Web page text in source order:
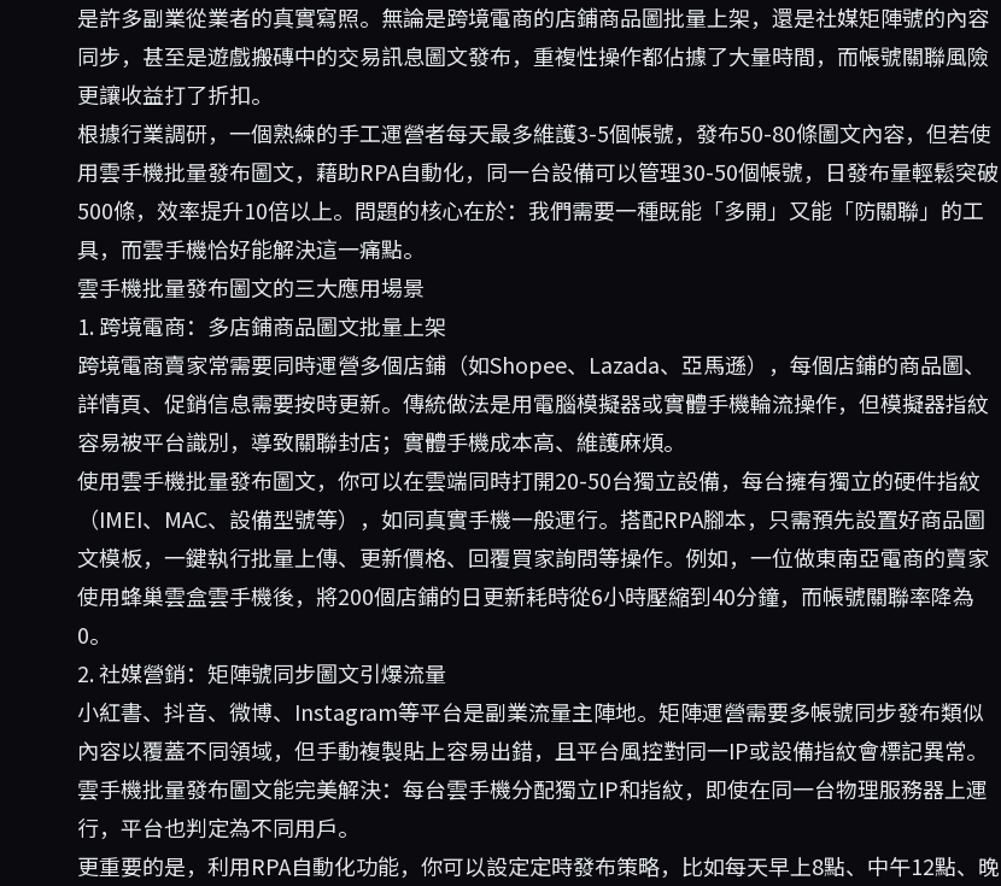
是許多副業從業者的真實寫照。無論是跨境電商的店鋪商品圖批量上架，還是社媒矩陣號的內容
同步，甚至是遊戲搬磚中的交易訊息圖文發布，重複性操作都佔據了大量時間，而帳號關聯風險
更讓收益打了折扣。
根據行業調研，一個熟練的手工運營者每天最多維護3-5個帳號，發布50-80條圖文內容，但若使
用雲手機批量發布圖文，藉助RPA自動化，同一台設備可以管理30-50個帳號，日發布量輕鬆突破
500條，效率提升10倍以上。問題的核心在於：我們需要一種既能「多開」又能「防關聯」的工
具，而雲手機恰好能解決這一痛點。
雲手機批量發布圖文的三大應用場景
1. 跨境電商：多店鋪商品圖文批量上架
跨境電商賣家常需要同時運營多個店鋪（如Shopee、Lazada、亞馬遜），每個店鋪的商品圖、
詳情頁、促銷信息需要按時更新。傳統做法是用電腦模擬器或實體手機輪流操作，但模擬器指紋
容易被平台識別，導致關聯封店；實體手機成本高、維護麻煩。
使用雲手機批量發布圖文，你可以在雲端同時打開20-50台獨立設備，每台擁有獨立的硬件指紋
（IMEI、MAC、設備型號等），如同真實手機一般運行。搭配RPA腳本，只需預先設置好商品圖
文模板，一鍵執行批量上傳、更新價格、回覆買家詢問等操作。例如，一位做東南亞電商的賣家
使用蜂巢雲盒雲手機後，將200個店鋪的日更新耗時從6小時壓縮到40分鐘，而帳號關聯率降為
0。
2. 社媒營銷：矩陣號同步圖文引爆流量
小紅書、抖音、微博、Instagram等平台是副業流量主陣地。矩陣運營需要多帳號同步發布類似
內容以覆蓋不同領域，但手動複製貼上容易出錯，且平台風控對同一IP或設備指紋會標記異常。
雲手機批量發布圖文能完美解決：每台雲手機分配獨立IP和指紋，即使在同一台物理服務器上運
行，平台也判定為不同用戶。
更重要的是，利用RPA自動化功能，你可以設定定時發布策略，比如每天早上8點、中午12點、晚